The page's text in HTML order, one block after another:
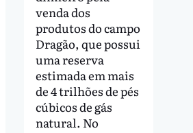
venda dos
produtos do campo
Dragão, que possui
uma reserva
estimada em mais
de 4 trilhões de pés
cúbicos de gás
natural. No